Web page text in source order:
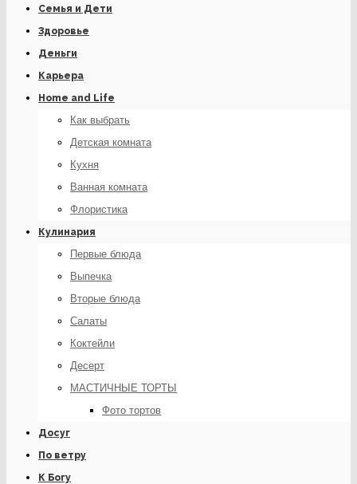
Семья и Дети
Здоровье
Деньги
Карьера
Home and Life
Как выбрать
Детская комната
Кухня
Ванная комната
Флористика
Кулинария
Первые блюда
Выпечка
Вторые блюда
Салаты
Коктейли
Десерт
МАСТИЧНЫЕ ТОРТЫ
Фото тортов
Досуг
По ветру
К Богу